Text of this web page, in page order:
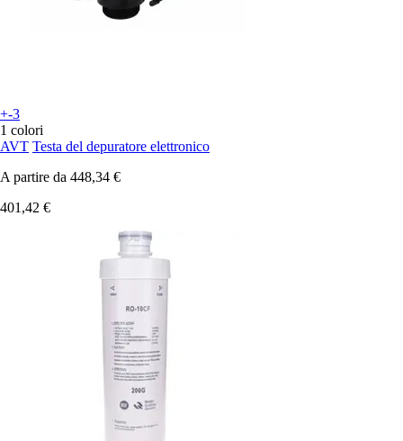
+-3
1 colori
AVT Testa del depuratore elettronico
A partire da 448,34 €
401,42 €